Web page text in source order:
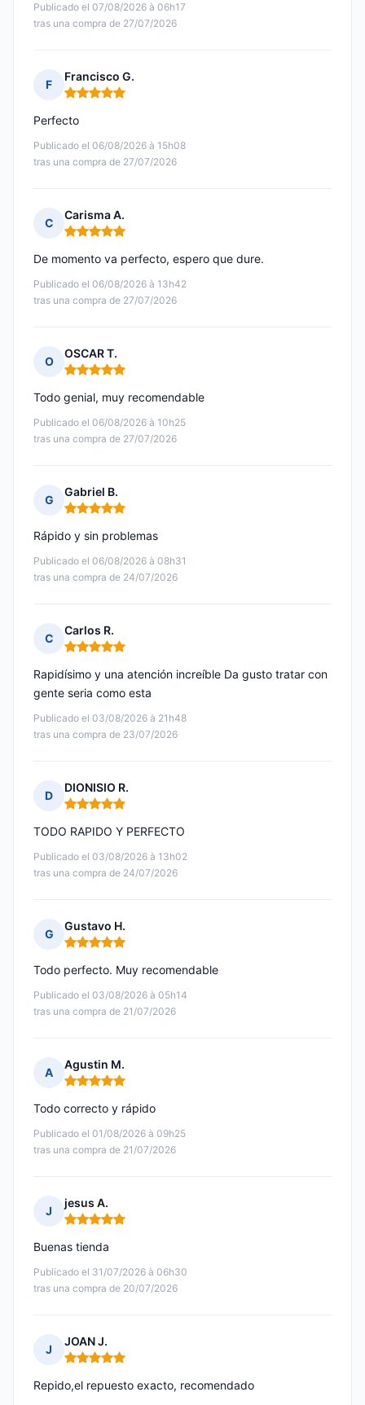
Publicado el 07/08/2026 à 06h17
tras una compra de 27/07/2026
F
Francisco G.
Nota: 5 de 5
Publicado el 06/08/2026 à 15h08
tras una compra de 27/07/2026
Perfecto
C
Carisma A.
Nota: 5 de 5
Publicado el 06/08/2026 à 13h42
tras una compra de 27/07/2026
De momento va perfecto, espero que dure.
O
OSCAR T.
Nota: 5 de 5
Publicado el 06/08/2026 à 10h25
tras una compra de 27/07/2026
Todo genial, muy recomendable
G
Gabriel B.
Nota: 5 de 5
Publicado el 06/08/2026 à 08h31
tras una compra de 24/07/2026
Rápido y sin problemas
C
Carlos R.
Nota: 5 de 5
Publicado el 03/08/2026 à 21h48
tras una compra de 23/07/2026
Rapidísimo y una atención increíble Da gusto tratar con
gente seria como esta
D
DIONISIO R.
Nota: 5 de 5
Publicado el 03/08/2026 à 13h02
tras una compra de 24/07/2026
TODO RAPIDO Y PERFECTO
G
Gustavo H.
Nota: 5 de 5
Publicado el 03/08/2026 à 05h14
tras una compra de 21/07/2026
Todo perfecto. Muy recomendable
A
Agustin M.
Nota: 5 de 5
Publicado el 01/08/2026 à 09h25
tras una compra de 21/07/2026
Todo correcto y rápido
J
jesus A.
Nota: 5 de 5
Publicado el 31/07/2026 à 06h30
tras una compra de 20/07/2026
Buenas tienda
J
JOAN J.
Nota: 5 de 5
Repido,el repuesto exacto, recomendado